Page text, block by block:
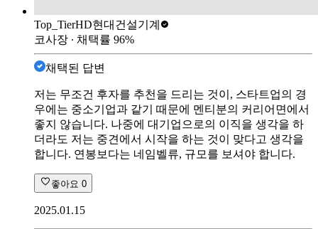
Top_TierHD현대건설기계
코사장 ∙ 채택률 96%
채택된 답변
저는 무조건 후자를 추천을 드리는 것이, 스타트업의 경
우에는 중소기업과 같기 때문에 멘티분의 커리어면에서
좋지 않습니다. 나중에 대기업으로의 이직을 생각을 하
더라도 저는 중견에서 시작을 하는 것이 맞다고 생각을
합니다. 연봉보다는 네임벨류, 규모를 보셔야 합니다.
좋아요 0
2025.01.15